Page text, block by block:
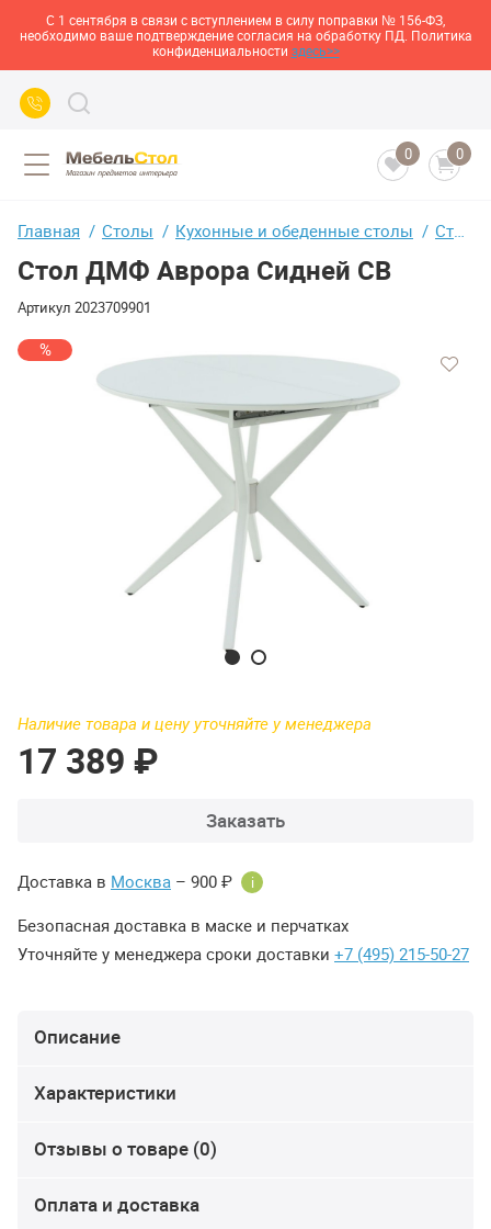
С 1 сентября в связи с вступлением в силу поправки № 156-ФЗ,
необходимо ваше подтверждение согласия на обработку ПД. Политика
конфиденциальности здесь>>
0 0
Главная Столы Кухонные и обеденные столы Стол ДМФ Аврора Сидней СВ
Стол ДМФ Аврора Сидней СВ
Артикул 2023709901
%
Наличие товара и цену уточняйте у менеджера
17 389 ₽
Заказать
Доставка в Москва – 900 ₽ i
Безопасная доставка в маске и перчатках
Уточняйте у менеджера сроки доставки +7 (495) 215-50-27
Описание
Характеристики
Отзывы о товаре (0)
Оплата и доставка